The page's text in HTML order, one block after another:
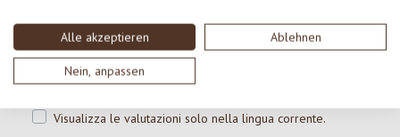
Alle akzeptieren Ablehnen
Nein, anpassen
Condividi le tue esperienze con il prodotto con altri clienti.
SCRIVERE UNA RECENSIONE
Visualizza le valutazioni solo nella lingua corrente.